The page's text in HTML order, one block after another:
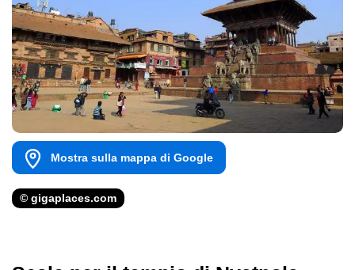
Mostra sulla mappa di Google
© gigaplaces.com